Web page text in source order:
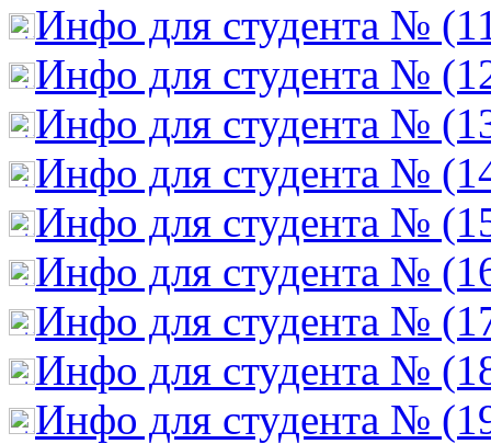
Инфо для студента №
Инфо для студента №
Инфо для студента №
Инфо для студента №
Инфо для студента №
Инфо для студента №
Инфо для студента №
Инфо для студента №
Инфо для студента №